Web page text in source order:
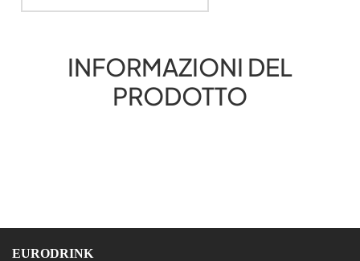
INFORMAZIONI DEL
PRODOTTO
EURODRINK